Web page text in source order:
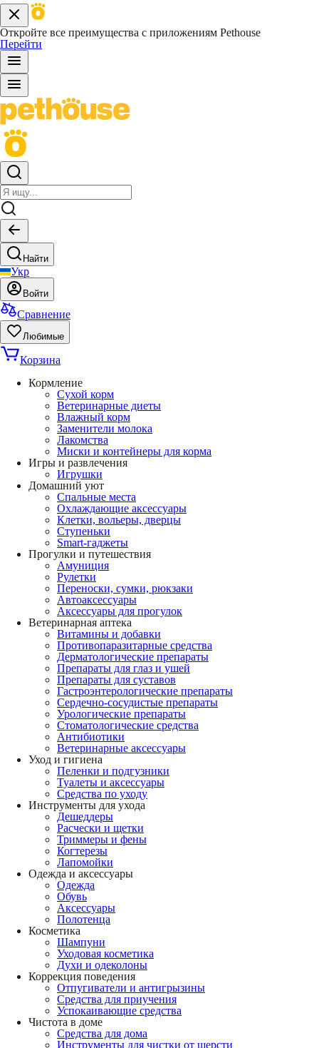
Откройте все преимущества с приложениям Pethouse
Перейти
Найти
Укр
Войти
Сравнение
Любимые
Корзина
Кормление
Сухой корм
Ветеринарные диеты
Влажный корм
Заменители молока
Лакомства
Миски и контейнеры для корма
Игры и развлечения
Игрушки
Домашний уют
Спальные места
Охлаждающие аксессуары
Клетки, вольеры, дверцы
Ступеньки
Smart-гаджеты
Прогулки и путешествия
Амуниция
Рулетки
Переноски, сумки, рюкзаки
Автоаксессуары
Аксессуары для прогулок
Ветеринарная аптека
Витамины и добавки
Противопаразитарные средства
Дерматологические препараты
Препараты для глаз и ушей
Препараты для суставов
Гастроэнтерологические препараты
Сердечно-сосудистые препараты
Урологические препараты
Стоматологические средства
Антибиотики
Ветеринарные аксессуары
Уход и гигиена
Пеленки и подгузники
Туалеты и аксессуары
Средства по уходу
Инструменты для ухода
Дешеддеры
Расчески и щетки
Триммеры и фены
Когтерезы
Лапомойки
Одежда и аксессуары
Одежда
Обувь
Аксессуары
Полотенца
Косметика
Шампуни
Уходовая косметика
Духи и одеколоны
Коррекция поведения
Отпугиватели и антигрызины
Средства для приучения
Успокаивающие средства
Чистота в доме
Средства для дома
Инструменты для чистки от шерсти